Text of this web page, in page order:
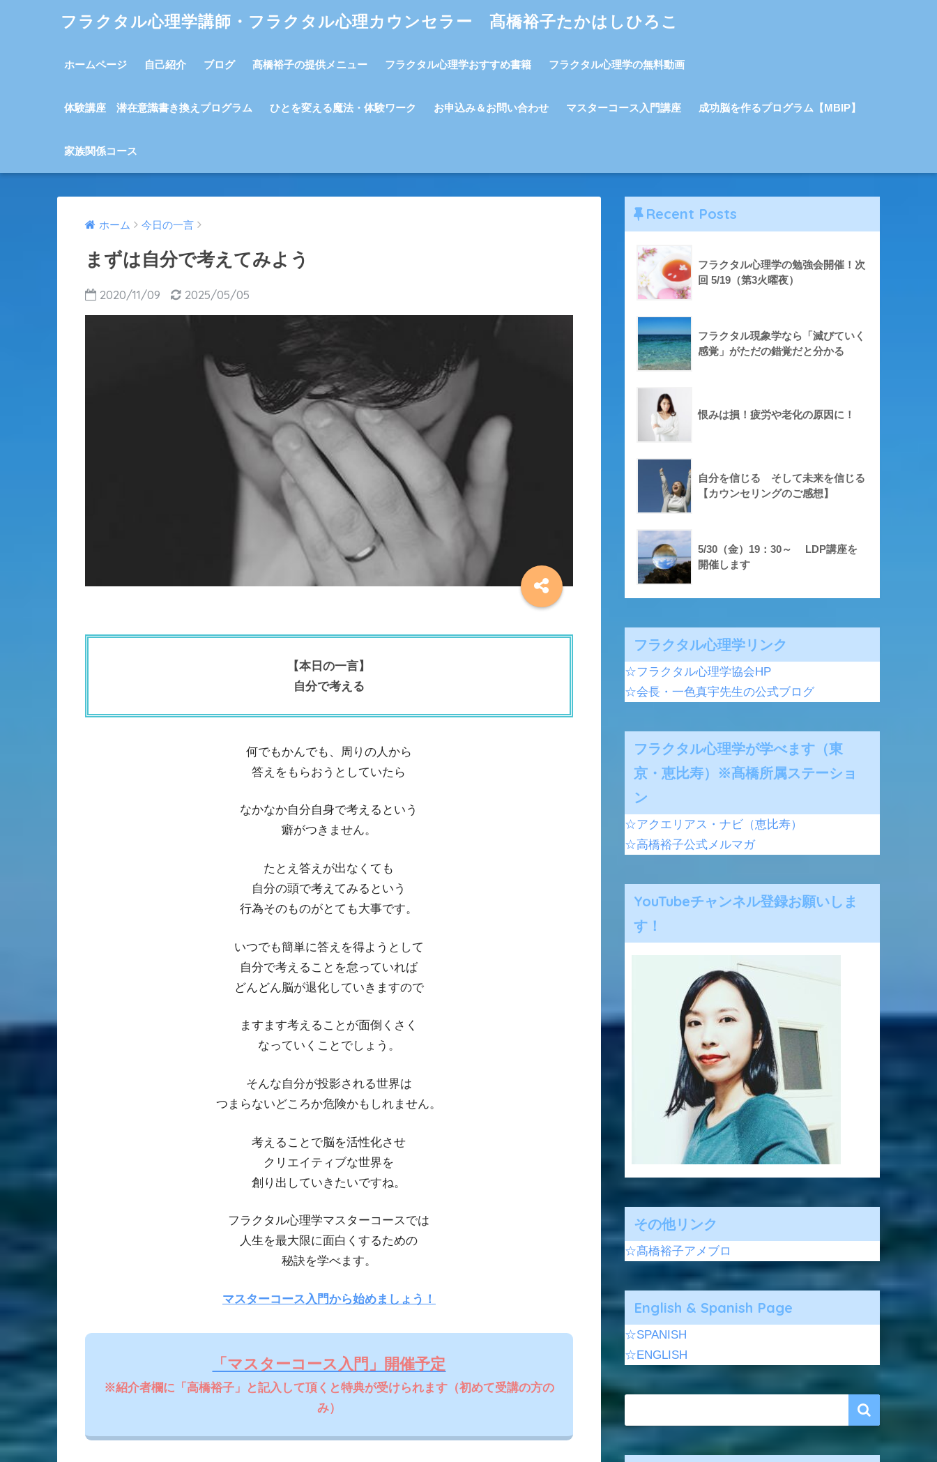
フラクタル心理学講師・フラクタル心理カウンセラー 髙橋裕子たかはしひろこ
ホームページ 自己紹介 ブログ 髙橋裕子の提供メニュー フラクタル心理学おすすめ書籍 フラクタル心理学の無料動画
体験講座 潜在意識書き換えプログラム ひとを変える魔法・体験ワーク お申込み＆お問い合わせ マスターコース入門講座 成功脳を作るプログラム【MBIP】
家族関係コース
ホーム 今日の一言
まずは自分で考えてみよう
2020/11/09 2025/05/05
【本日の一言】
自分で考える
何でもかんでも、周りの人から
答えをもらおうとしていたら
なかなか自分自身で考えるという
癖がつきません。
たとえ答えが出なくても
自分の頭で考えてみるという
行為そのものがとても大事です。
いつでも簡単に答えを得ようとして
自分で考えることを怠っていれば
どんどん脳が退化していきますので
ますます考えることが面倒くさく
なっていくことでしょう。
そんな自分が投影される世界は
つまらないどころか危険かもしれません。
考えることで脳を活性化させ
クリエイティブな世界を
創り出していきたいですね。
フラクタル心理学マスターコースでは
人生を最大限に面白くするための
秘訣を学べます。
マスターコース入門から始めましょう！
「マスターコース入門」開催予定
※紹介者欄に「高橋裕子」と記入して頂くと特典が受けられます（初めて受講の方の
み）
Recent Posts
フラクタル心理学の勉強会開催！次
回 5/19（第3火曜夜）
フラクタル現象学なら「滅びていく
感覚」がただの錯覚だと分かる
恨みは損！疲労や老化の原因に！
自分を信じる そして未来を信じる
【カウンセリングのご感想】
5/30（金）19：30～ LDP講座を
開催します
フラクタル心理学リンク
☆フラクタル心理学協会HP
☆会長・一色真宇先生の公式ブログ
フラクタル心理学が学べます（東
京・恵比寿）※髙橋所属ステーショ
ン
☆アクエリアス・ナビ（恵比寿）
☆高橋裕子公式メルマガ
YouTubeチャンネル登録お願いしま
す！
その他リンク
☆髙橋裕子アメブロ
English & Spanish Page
☆SPANISH
☆ENGLISH